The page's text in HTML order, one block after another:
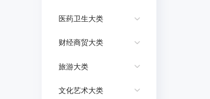
医药卫生大类
财经商贸大类
旅游大类
文化艺术大类